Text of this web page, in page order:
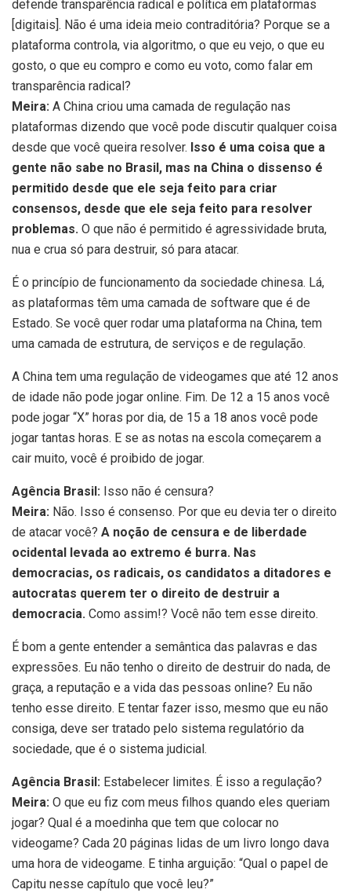
defende transparência radical e política em plataformas
[digitais]. Não é uma ideia meio contraditória? Porque se a
plataforma controla, via algoritmo, o que eu vejo, o que eu
gosto, o que eu compro e como eu voto, como falar em
transparência radical?
Meira: A China criou uma camada de regulação nas
plataformas dizendo que você pode discutir qualquer coisa
desde que você queira resolver. Isso é uma coisa que a
gente não sabe no Brasil, mas na China o dissenso é
permitido desde que ele seja feito para criar
consensos, desde que ele seja feito para resolver
problemas. O que não é permitido é agressividade bruta,
nua e crua só para destruir, só para atacar.
É o princípio de funcionamento da sociedade chinesa. Lá,
as plataformas têm uma camada de software que é de
Estado. Se você quer rodar uma plataforma na China, tem
uma camada de estrutura, de serviços e de regulação.
A China tem uma regulação de videogames que até 12 anos
de idade não pode jogar online. Fim. De 12 a 15 anos você
pode jogar “X” horas por dia, de 15 a 18 anos você pode
jogar tantas horas. E se as notas na escola começarem a
cair muito, você é proibido de jogar.
Agência Brasil: Isso não é censura?
Meira: Não. Isso é consenso. Por que eu devia ter o direito
de atacar você? A noção de censura e de liberdade
ocidental levada ao extremo é burra. Nas
democracias, os radicais, os candidatos a ditadores e
autocratas querem ter o direito de destruir a
democracia. Como assim!? Você não tem esse direito.
É bom a gente entender a semântica das palavras e das
expressões. Eu não tenho o direito de destruir do nada, de
graça, a reputação e a vida das pessoas online? Eu não
tenho esse direito. E tentar fazer isso, mesmo que eu não
consiga, deve ser tratado pelo sistema regulatório da
sociedade, que é o sistema judicial.
Agência Brasil: Estabelecer limites. É isso a regulação?
Meira: O que eu fiz com meus filhos quando eles queriam
jogar? Qual é a moedinha que tem que colocar no
videogame? Cada 20 páginas lidas de um livro longo dava
uma hora de videogame. E tinha arguição: “Qual o papel de
Capitu nesse capítulo que você leu?”